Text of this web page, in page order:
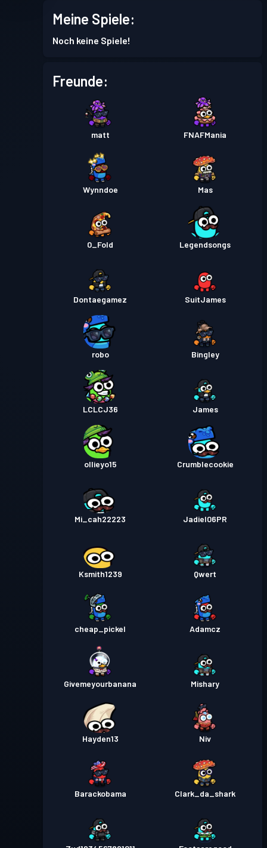
Meine Spiele:
Noch keine Spiele!
Freunde:
matt FNAFMania
Wynndoe Mas
0_Fold Legendsongs
Dontaegamez SuitJames
robo Bingley
LCLCJ36 James
ollieyo15 Crumblecookie
Mi_cah22223 Jadiel06PR
Ksmith1239 Qwert
cheap_pickel Adamcz
Givemeyourbanana Mishary
Hayden13 Niv
Barackobama Clark_da_shark